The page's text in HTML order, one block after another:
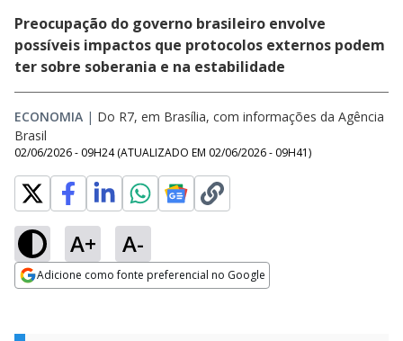
Preocupação do governo brasileiro envolve
possíveis impactos que protocolos externos podem
ter sobre soberania e na estabilidade
ECONOMIA | Do R7, em Brasília, com informações da Agência
Brasil
02/06/2026 - 09H24 (ATUALIZADO EM 02/06/2026 - 09H41)
A+ A-
Adicione como fonte preferencial no Google